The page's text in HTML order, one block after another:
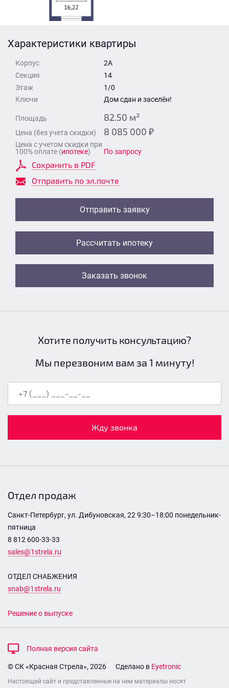
Характеристики квартиры
Корпус
2А
Секция
14
Этаж
1/0
Ключи
Дом сдан и заселён!
Площадь 82.50 м²
Цена (без учета скидки) 8 085 000 ₽
Цена с учетом скидки при
100% оплате (ипотеке) По запросу
Сохранить в PDF
Отправить по эл.почте
Отправить заявку
Рассчитать ипотеку
Заказать звонок
Отправить
Отправить
Хотите получить консультацию?
Мы перезвоним вам за 1 минуту!
Жду звонка
Отдел продаж
Санкт-Петербург, ул. Дибуновская, 22 9:30–18:00 понедельник-
пятница
8 812 600-33-33
sales@1strela.ru
ОТДЕЛ СНАБЖЕНИЯ
snab@1strela.ru
Решение о выпуске
Полная версия сайта
© СК «Красная Стрела», 2026 Сделано в Eyetronic
Настоящий сайт и представленные на нем материалы носят